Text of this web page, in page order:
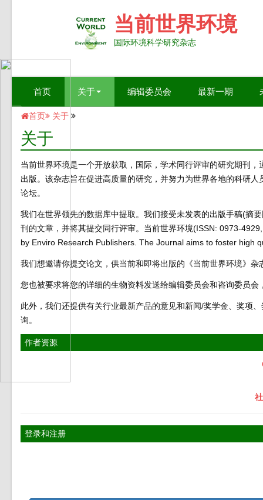
当前世界环境
国际环境科学研究杂志
首页 关于 编辑委员会 最新一期
首页 关于
关于
当前世界环境是一个开放获取，国际，学术同行评审的研究期刊
出版。该杂志旨在促进高质量的研究，并努力为世界各地的科研
论坛。
我们在世界领先的数据库中提取。我们接受未发表的出版手稿(摘
刊的文章，并将其提交同行评审。当前世界环境(ISSN: 0973-
by Enviro Research Publishers. The Journal aims to foster high
我们想邀请你提交论文，供当前和即将出版的《当前世界环境》杂
您也被要求将您的详细的生物资料发送给编辑委员会和咨询委员会
此外，我们还提供有关行业最新产品的意见和新闻/奖学金、奖项
询。
作者资源
登录和注册